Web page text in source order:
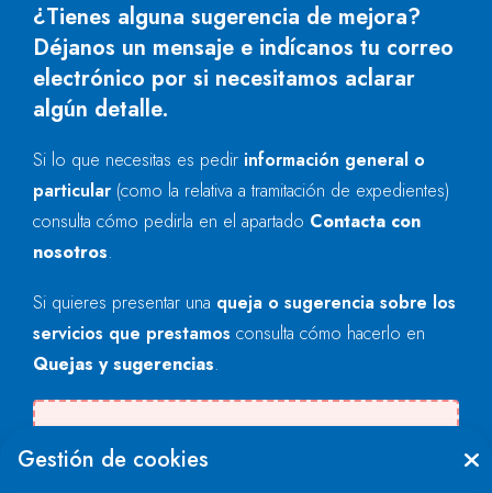
¿Tienes alguna sugerencia de mejora?
Déjanos un mensaje e indícanos tu correo
electrónico por si necesitamos aclarar
algún detalle.
Si lo que necesitas es pedir información general o
particular (como la relativa a tramitación de expedientes)
consulta cómo pedirla en el apartado Contacta con
nosotros.
Si quieres presentar una queja o sugerencia sobre los
servicios que prestamos consulta cómo hacerlo en
Quejas y sugerencias.
"text".
Gestión de cookies